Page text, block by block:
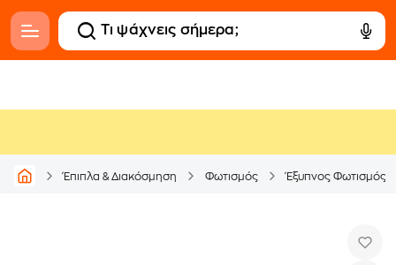
Έπιπλα & Διακόσμηση Φωτισμός Έξυπνος Φωτισμός